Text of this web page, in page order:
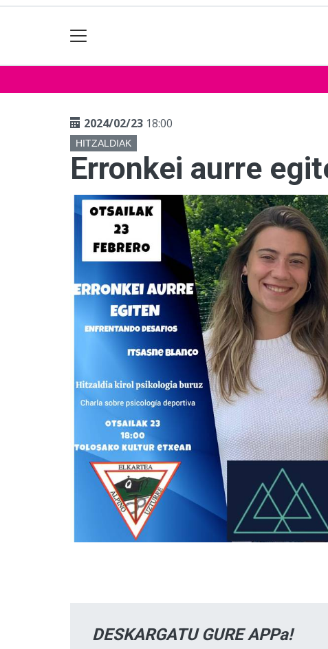
2024/02/23 18:00
HITZALDIAK
Erronkei aurre
DESKARGATU GURE APPa!